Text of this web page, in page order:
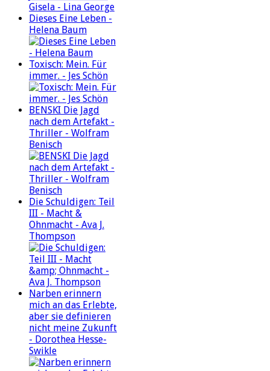
Dieses Eine Leben -
Helena Baum
Toxisch: Mein. Für
immer. - Jes Schön
BENSKI Die Jagd
nach dem Artefakt -
Thriller - Wolfram
Benisch
Die Schuldigen: Teil
III - Macht &
Ohnmacht - Ava J.
Thompson
Narben erinnern
mich an das Erlebte,
aber sie definieren
nicht meine Zukunft
- Dorothea Hesse-
Swikle